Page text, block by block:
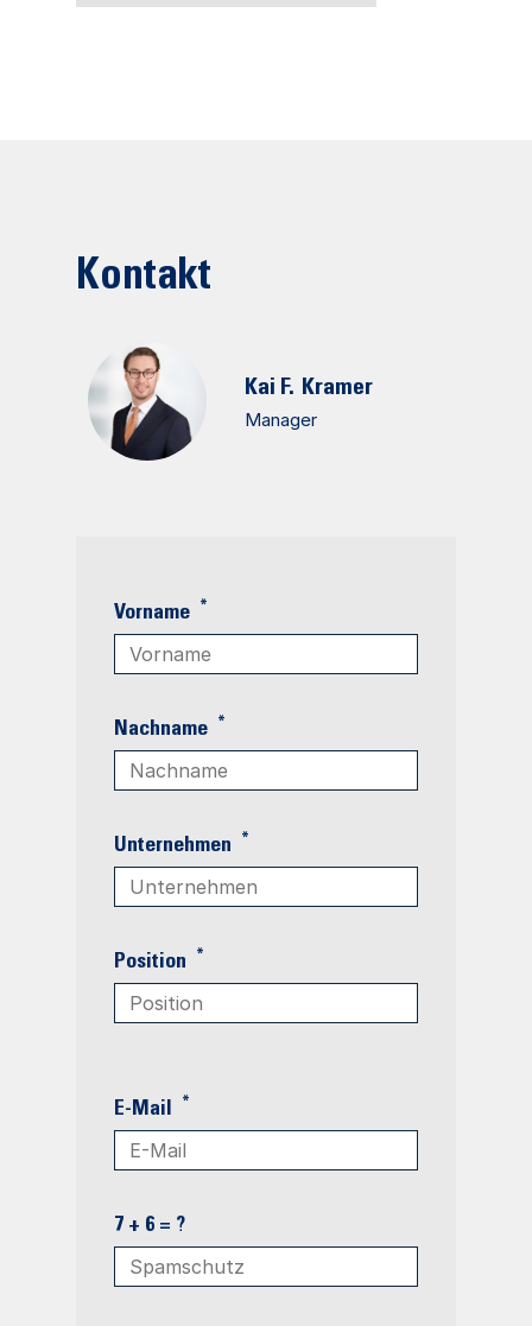
Kontakt
Kai F. Kramer
Manager
Vorname *
Nachname *
Unternehmen *
Position *
E-Mail *
7 + 6 = ?